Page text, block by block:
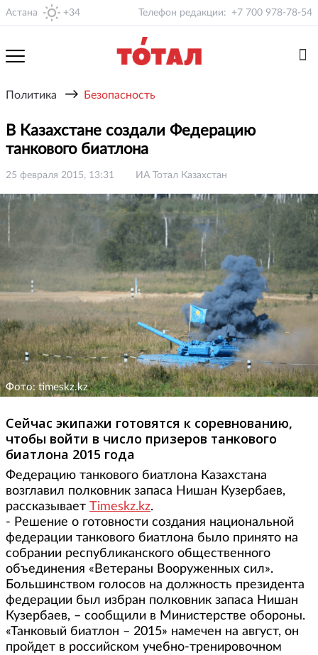
Астана +34 Телефон редакции: +7 700 978-78-54
Политика → Безопасность
В Казахстане создали Федерацию
танкового биатлона
25 февраля 2015, 13:31 ИА Тотал Казахстан
Фото: timeskz.kz
Сейчас экипажи готовятся к соревнованию,
чтобы войти в число призеров танкового
биатлона 2015 года
Федерацию танкового биатлона Казахстана
возглавил полковник запаса Нишан Кузербаев,
рассказывает Тimeskz.kz.
- Решение о готовности создания национальной
федерации танкового биатлона было принято на
собрании республиканского общественного
объединения «Ветераны Вооруженных сил».
Большинством голосов на должность президента
федерации был избран полковник запаса Нишан
Кузербаев, – сообщили в Министерстве обороны.
«Танковый биатлон – 2015» намечен на август, он
пройдет в российском учебно-тренировочном